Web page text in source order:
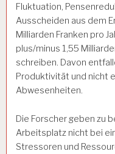
Fluktuation,
Ausscheiden aus dem
Milliarden Franken pro
plus/minus 1,55
schreiben. Davon
Produktivität und nicht
Abwesenheiten.
Die Forscher geben zu
Arbeitsplatz nicht bei
Stressoren und